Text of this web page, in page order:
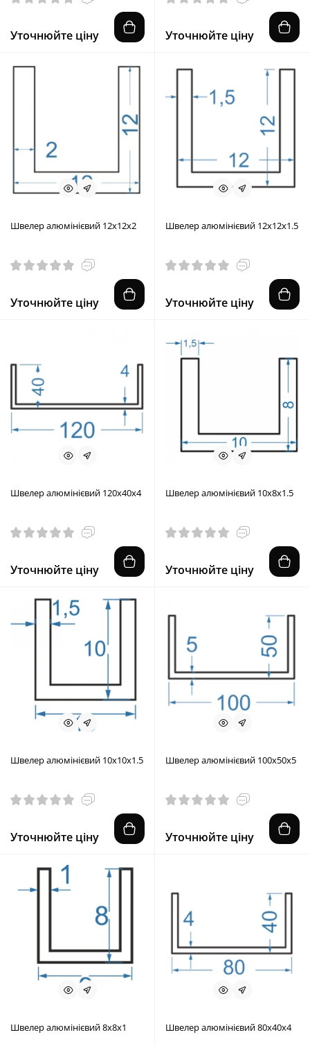
Уточнюйте ціну Уточнюйте ціну
Швелер алюмінієвий 12x12x2
Уточнюйте ціну
Швелер алюмінієвий 12x12x1.5
Уточнюйте ціну
Швелер алюмінієвий 120x40x4
Уточнюйте ціну
Швелер алюмінієвий 10x8x1.5
Уточнюйте ціну
Швелер алюмінієвий 10x10x1.5
Уточнюйте ціну
Швелер алюмінієвий 100x50x5
Уточнюйте ціну
Швелер алюмінієвий 8x8x1 Швелер алюмінієвий 80x40x4